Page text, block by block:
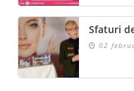
Sfaturi
02